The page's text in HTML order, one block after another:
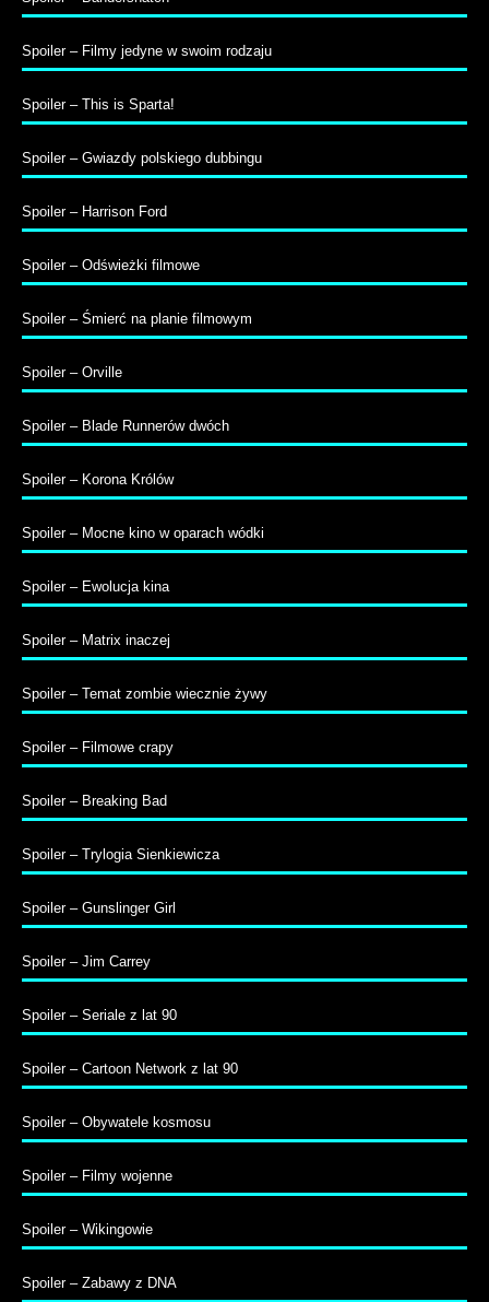
Spoiler – Filmy jedyne w swoim rodzaju
Spoiler – This is Sparta!
Spoiler – Gwiazdy polskiego dubbingu
Spoiler – Harrison Ford
Spoiler – Odświeżki filmowe
Spoiler – Śmierć na planie filmowym
Spoiler – Orville
Spoiler – Blade Runnerów dwóch
Spoiler – Korona Królów
Spoiler – Mocne kino w oparach wódki
Spoiler – Ewolucja kina
Spoiler – Matrix inaczej
Spoiler – Temat zombie wiecznie żywy
Spoiler – Filmowe crapy
Spoiler – Breaking Bad
Spoiler – Trylogia Sienkiewicza
Spoiler – Gunslinger Girl
Spoiler – Jim Carrey
Spoiler – Seriale z lat 90
Spoiler – Cartoon Network z lat 90
Spoiler – Obywatele kosmosu
Spoiler – Filmy wojenne
Spoiler – Wikingowie
Spoiler – Zabawy z DNA